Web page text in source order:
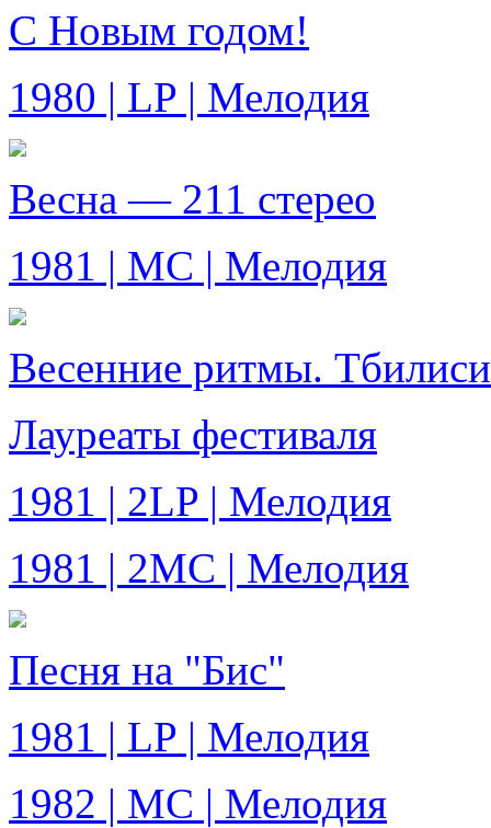
С Новым годом!
1980 | LP | Мелодия
Весна — 211 стерео
1981 | MC | Мелодия
Весенние ритмы.
Лауреаты фестиваля
1981 | 2LP | Мелодия
1981 | 2MC | Мелодия
Песня на "Бис"
1981 | LP | Мелодия
1982 | MC | Мелодия